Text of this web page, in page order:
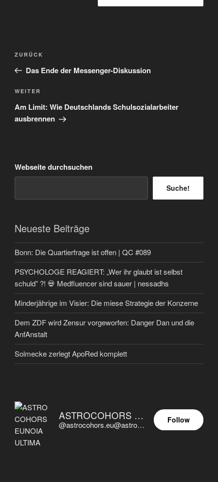
Beitragsnavigation
Vorheriger
Beitrag
ZURÜCK
Das Ende der Messenger-Diskussion
Nächster
Beitrag
WEITER
Am Limit: Wie Deutschlands Schulsozialarbeiter
ausbrennen
Webseite durchsuchen
Suche!
Neueste Beiträge
Bonn: Die Quartierfrage ist offen | QC #089
PSYCHOLOGE REAGIERT: „Wer ihr glaubt ist selbst
schuld” ?! 💀 Medfluencer sind sauer | nessadhs
Minderjährige im Visier: Die miese Strategie der Konzerne
Dem ZDF wird Zensur vorgeworfen: Danger Dan und die
AnfAnstalt
Solmecke zerlegt ApoRed komplett
ASTROCOHORS EUNOIA ULTIMA
@astrocohors.eu@astrocohors.eu
Follow